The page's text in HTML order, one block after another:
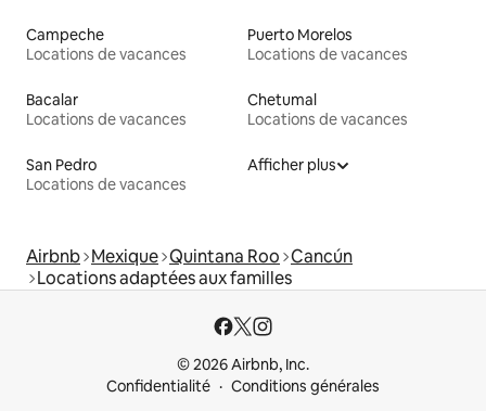
Campeche
Locations de vacances
Puerto Morelos
Locations de vacances
Bacalar
Locations de vacances
Chetumal
Locations de vacances
San Pedro
Locations de vacances
Afficher plus
Airbnb Mexique Quintana Roo Cancún
Locations adaptées aux familles
© 2026 Airbnb, Inc.
Confidentialité
Conditions générales